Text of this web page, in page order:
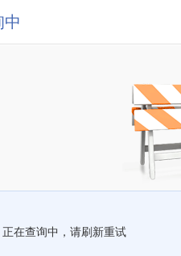
中
正在查询中，请刷新重试